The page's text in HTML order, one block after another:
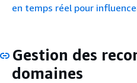
en temps réel pour
Gestion des
domaines